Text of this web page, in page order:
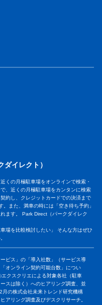
ダイレクト）
くの月極駐車場をオンラインで検索・
、近くの月極駐車場をカンタンに検索
約し、クレジットカードでの決済まで
また、満車の時には「空き待ち予約」
ます。 Park Direct（パークダイレク
場を比較検討したい」 そんな方はぜひ
ビス」の「導入社数」（サービス導
オンライン契約可能台数」につい
クスクリエによる対象各社（駐車
スは除く）へのヒアリング調査、並
の株式会社未来トレンド研究機構
アリング調査及びデスクリサーチ。